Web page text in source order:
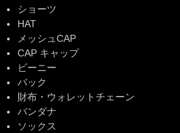
ショーツ
HAT
メッシュCAP
CAP キャップ
ビーニー
バック
財布・ウォレットチェーン
バンダナ
ソックス